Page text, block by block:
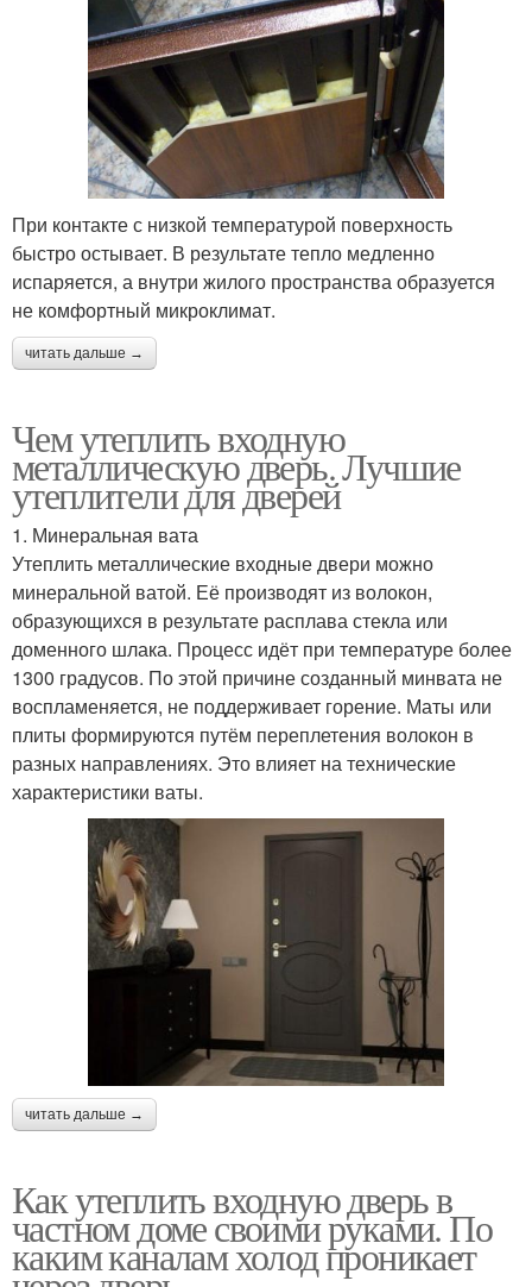
При контакте с низкой температурой поверхность
быстро остывает. В результате тепло медленно
испаряется, а внутри жилого пространства образуется
не комфортный микроклимат.
читать дальше →
Чем утеплить входную
металлическую дверь. Лучшие
утеплители для дверей
1. Минеральная вата
Утеплить металлические входные двери можно
минеральной ватой. Её производят из волокон,
образующихся в результате расплава стекла или
доменного шлака. Процесс идёт при температуре более
1300 градусов. По этой причине созданный минвата не
воспламеняется, не поддерживает горение. Маты или
плиты формируются путём переплетения волокон в
разных направлениях. Это влияет на технические
характеристики ваты.
читать дальше →
Как утеплить входную дверь в
частном доме своими руками. По
каким каналам холод проникает